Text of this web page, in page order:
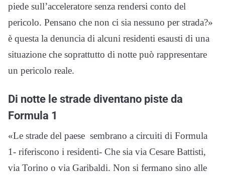
piede sull’acceleratore senza rendersi conto del
pericolo. Pensano che non ci sia nessuno per strada?»
è questa la denuncia di alcuni residenti esausti di una
situazione che soprattutto di notte può rappresentare
un pericolo reale.
Di notte le strade diventano piste da
Formula 1
«Le strade del paese sembrano a circuiti di Formula
1- riferiscono i residenti- Che sia via Cesare Battisti,
via Torino o via Garibaldi. Non si fermano sino alle